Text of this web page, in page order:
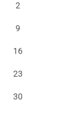
2
9
16
23
30